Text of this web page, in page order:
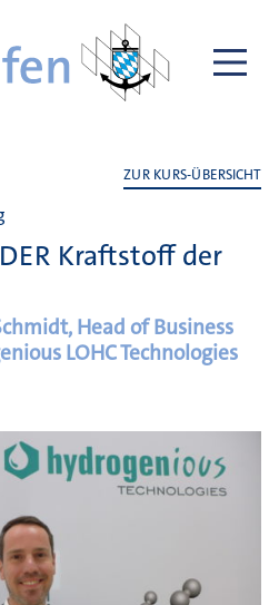
ZUR KURS-ÜBERSICHT
Kraftstoff der
Head of Business
LOHC Technologies